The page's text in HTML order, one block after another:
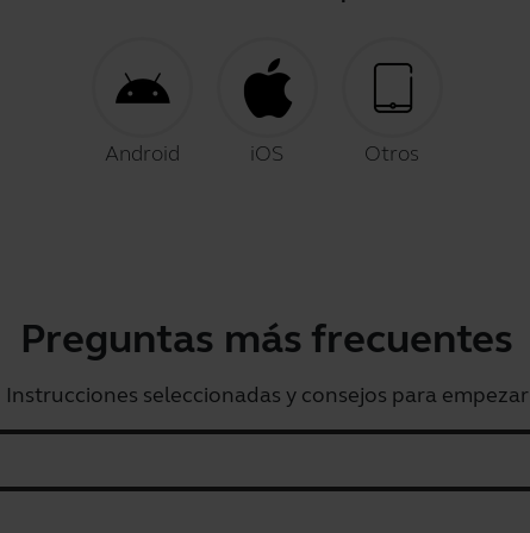
Android iOS Otros
Preguntas más frecuentes
Instrucciones seleccionadas y consejos para empezar